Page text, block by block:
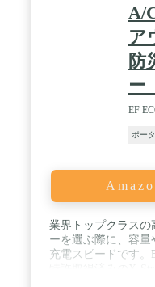
Proの急速充電テク
温度 を上昇させな
しません。さらに
アし、ポータフブ
Rheinland (テュフ·
した。 / 【スマート
モバイルバッテリ
マホにダウンロー
能です。万が一目
や電力状況の確認
ス最長5年保証】
トップクラスの最長
内にサポートセン
です。 / 【製品回収
ートや、ご使用済み
して有効活用させ
A/
ア
防
ー
EF
ポー
業界トップクラスの
ーを選ぶ際に、容
充電スピードです。
れており、RIVER 2